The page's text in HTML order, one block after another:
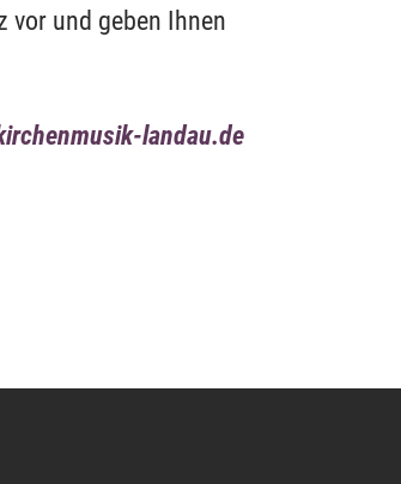
vor und geben Ihnen
landau.de